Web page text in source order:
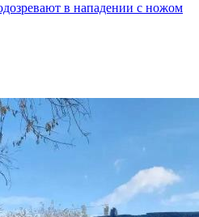
в нападении с ножом